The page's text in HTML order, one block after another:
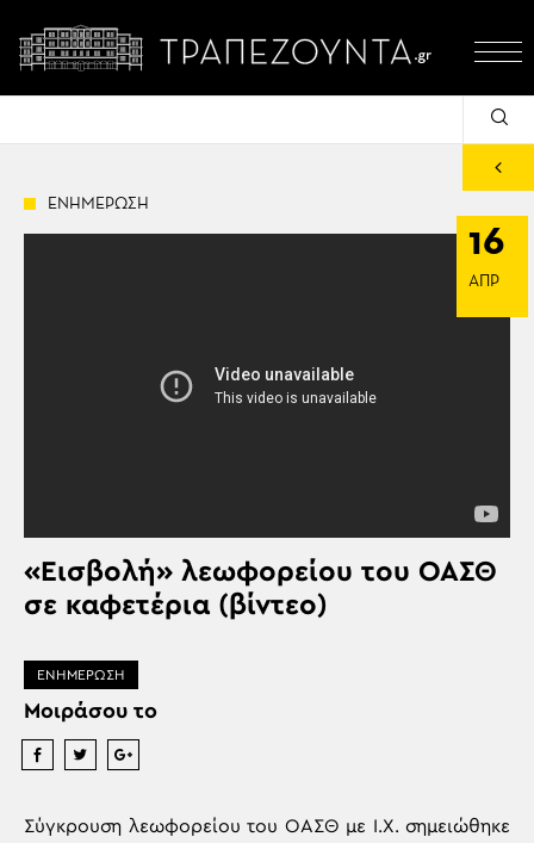
ΕΝΗΜΕΡΩΣΗ
16
ΑΠΡ
«Εισβολή» λεωφορείου του ΟΑΣΘ
σε καφετέρια (βίντεο)
ΕΝΗΜΕΡΩΣΗ
Μοιράσου το
Σύγκρουση λεωφορείου του ΟΑΣΘ με Ι.Χ. σημειώθηκε